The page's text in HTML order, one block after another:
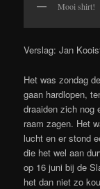
Mooi shirt!
Verslag: Jan
Het was zondag
gaan hardlopen,
draaiden zich nog
raam zagen. Het
lucht en er stond
die het wel aan
op 16 juni bij de
het dan niet zo